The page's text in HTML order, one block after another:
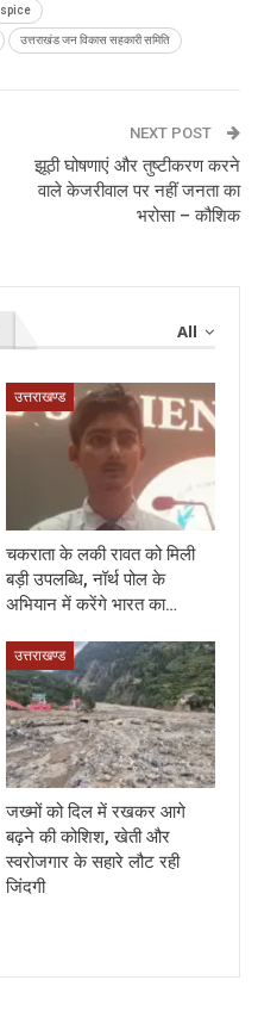
spice
उत्तराखंड जन विकास सहकारी समिति
NEXT POST
झूठी घोषणाएं और तुष्टीकरण करने
वाले केजरीवाल पर नहीं जनता का
भरोसा – कौशिक
All
उत्तराखण्ड
चकराता के लकी रावत को मिली
बड़ी उपलब्धि, नॉर्थ पोल के
अभियान में करेंगे भारत का…
उत्तराखण्ड
जख्मों को दिल में रखकर आगे
बढ़ने की कोशिश, खेती और
स्वरोजगार के सहारे लौट रही
जिंदगी